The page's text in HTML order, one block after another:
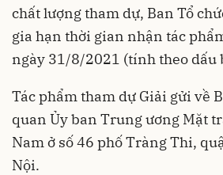
chất lượng tham dự, Ban Tổ
gia hạn thời gian nhận tác
ngày 31/8/2021 (tính theo dấu
Tác phẩm tham dự Giải gửi về
quan Ủy ban Trung ương Mặt
Nam ở số 46 phố Tràng Thi,
Nội.